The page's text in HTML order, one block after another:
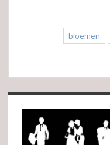
bloemen
Sidebar